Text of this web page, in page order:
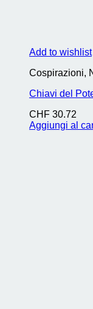
Add to wishlist
Cospirazioni,
Chiavi del
CHF 30.72
Aggiungi al